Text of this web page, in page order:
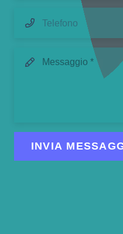
INVIA